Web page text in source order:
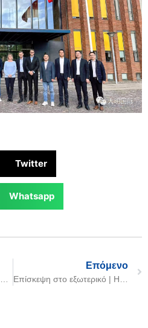
Twitter
Whatsapp
Daming Manufacturing | Στοιχείο εξατμιστή OKI2 που αποστέλλεται επιτυχώς στην Ινδονησία
Επόμενο
Επίσκεψη στο εξωτερικό | Η Daming International επισκέπτεται την MAN (Man Energy Solutions)